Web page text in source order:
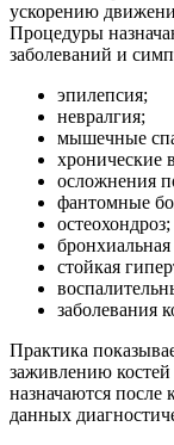
ускорению
Процедуры
заболеваний и
эпилепсия;
невралгия;
мышечные
хронические
осложнения
фантомные
остеохондроз;
бронхиальная
стойкая
заболевания
Практика
заживлению
назначаются после
данных